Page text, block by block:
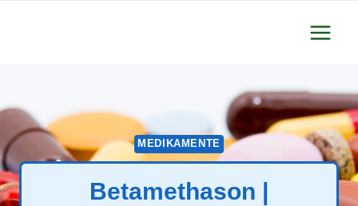
MEDIKAMENTE
Betamethason |